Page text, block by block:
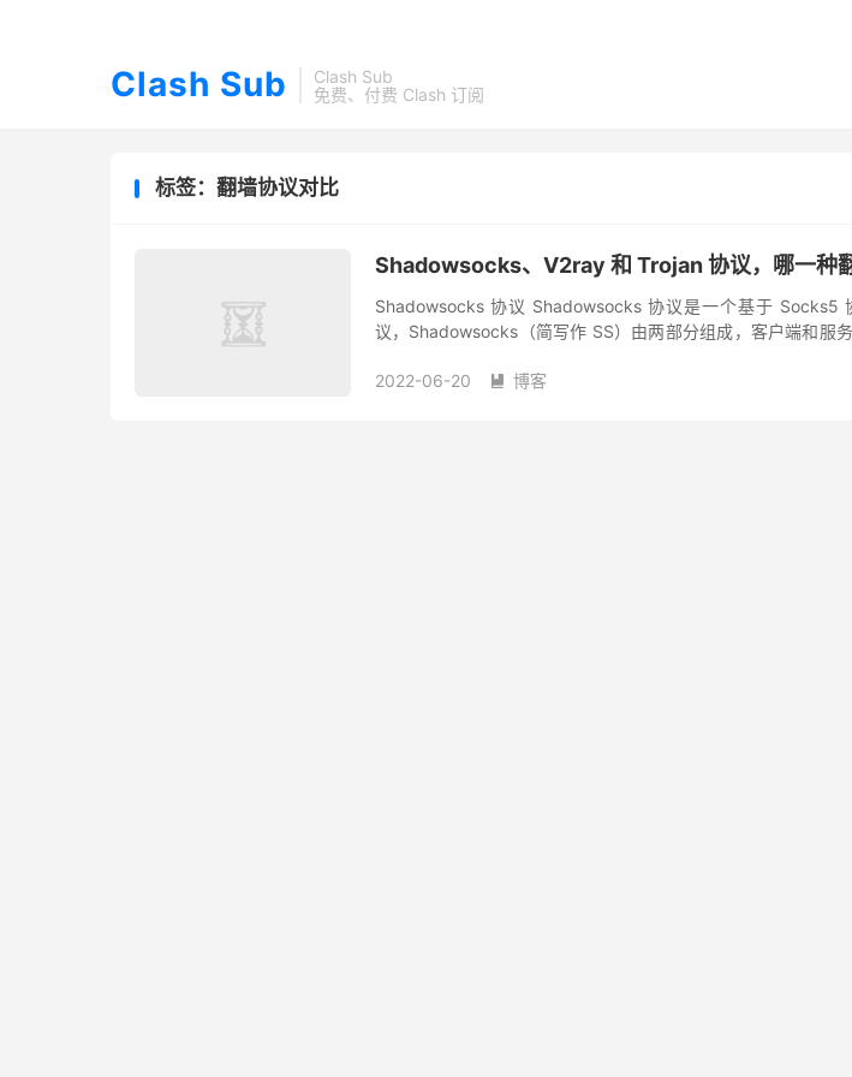
Clash Sub
Clash Sub
免费、付费 Clash 订阅
标签：翻墙协议对比
Shadowsocks、V2ray 和 Trojan 协议，哪一种
Shadowsocks 协议 Shadowsocks 协议是一个基于 Socks5
议，Shadowsocks（简写作 SS）由两部分组成，客户端和服
2022-06-20  博客